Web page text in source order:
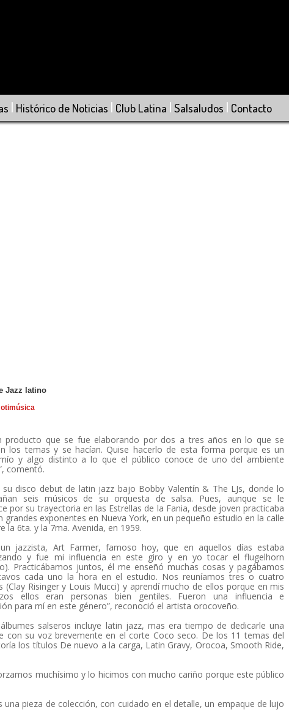
| Histórico de Noticias | Club Latina | Salsaludos | Contacto
Jazz latino
producto que se fue elaborando por dos a tres años en lo que se
los temas y se hacían. Quise hacerlo de esta forma porque es un
y algo distinto a lo que el público conoce de uno del ambiente
comentó.
su disco debut de latin jazz bajo Bobby Valentín & The LJs, donde lo
seis músicos de su orquesta de salsa. Pues, aunque se le
por su trayectoria en las Estrellas de la Fania, desde joven practicaba
grandes exponentes en Nueva York, en un pequeño estudio en la calle
la 6ta. y la 7ma. Avenida, en 1959.
un jazzista, Art Farmer, famoso hoy, que en aquellos días estaba
y fue mi influencia en este giro y en yo tocar el flugelhorn
Practicábamos juntos, él me enseñó muchas cosas y pagábamos
cada uno la hora en el estudio. Nos reuníamos tres o cuatro
(Clay Risinger y Louis Mucci) y aprendí mucho de ellos porque en mis
ellos eran personas bien gentiles. Fueron una influencia e
para mí en este género”, reconoció el artista orocoveño.
salseros incluye latin jazz, mas era tiempo de dedicarle una
con su voz brevemente en el corte Coco seco. De los 11 temas del
los títulos De nuevo a la carga, Latin Gravy, Orocoa, Smooth Ride,
muchísimo y lo hicimos con mucho cariño porque este público
pieza de colección, con cuidado en el detalle, un empaque de lujo